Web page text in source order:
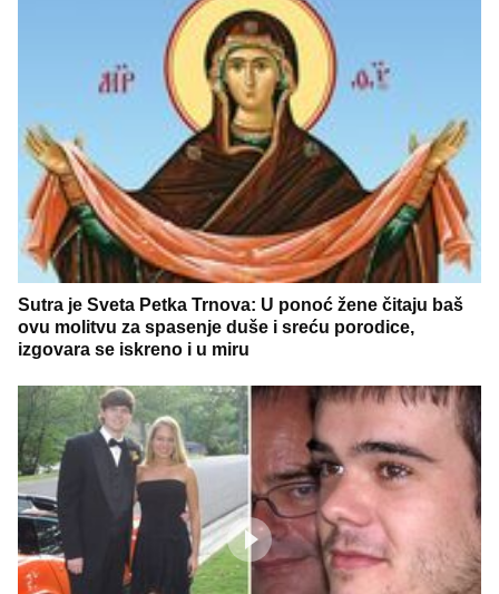
Sutra je Sveta Petka Trnova: U ponoć žene čitaju baš
ovu molitvu za spasenje duše i sreću porodice,
izgovara se iskreno i u miru